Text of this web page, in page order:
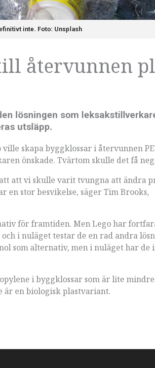
inte. Foto: Unsplash
återvunnen
lösningen som
utsläpp.
skapa byggklossar i återvunnen
önskade. Tvärtom skulle det få
att vi skulle varit tvungna att ändra
stor besvikelse, säger Tim Brooks,
för framtiden. Men Lego har
i nuläget testar de en rad andra
som alternativ, men i nuläget har de
i byggklossar som är lite
är en biologisk plastvariant.